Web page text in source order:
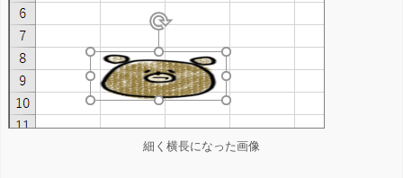
細く横長になった画像